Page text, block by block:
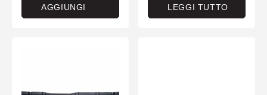
AGGIUNGI LEGGI TUTTO